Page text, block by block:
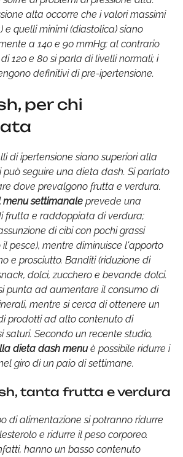
alta occorre che i valori massimi
e quelli minimi (diastolica) siano
a 140 e 90 mmHg; al contrario
120 e 80 si parla di livelli normali; i
definitivi di pre-ipertensione.
per chi
di ipertensione siano superiori alla
può seguire una dieta dash. Si parlato
dove prevalgono frutta e verdura.
menu settimanale prevede una
frutta e raddoppiata di verdura;
di cibi con pochi grassi
pesce), mentre diminuisce l'apporto
e prosciutto. Banditi (riduzione di
dolci, zucchero e bevande dolci.
punta ad aumentare il consumo di
mentre si cerca di ottenere un
prodotti ad alto contenuto di
saturi. Secondo un recente studio,
dieta dash menuè possibile ridurre i
giro di un paio di settimane.
tanta frutta e verdura
di alimentazione si potranno ridurre
e ridurre il peso corporeo.
hanno un basso contenuto